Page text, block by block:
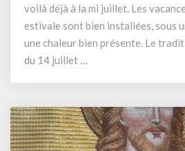
du
13
juillet
2026
voilà déjà à la mi juillet. Les
estivale sont bien installées, sous
une chaleur bien présente. Le
du 14 juillet …